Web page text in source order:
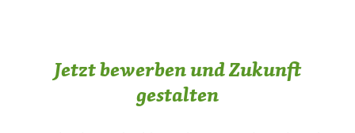
Jetzt bewerben und Zukunft
gestalten